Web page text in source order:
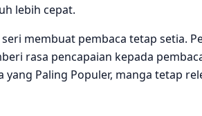
lebih cepat.
membuat pembaca tetap setia.
rasa pencapaian kepada
Paling Populer, manga tetap